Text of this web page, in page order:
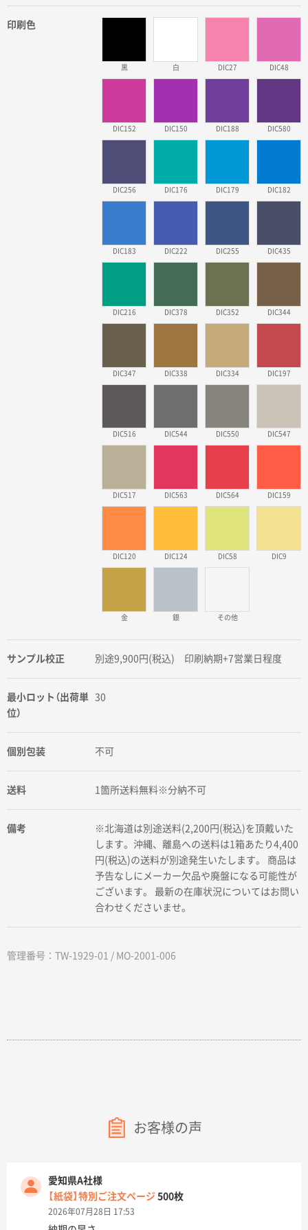
印刷色
黒 白 DIC27 DIC48
DIC152 DIC150 DIC188 DIC580
DIC256 DIC176 DIC179 DIC182
DIC183 DIC222 DIC255 DIC435
DIC216 DIC378 DIC352 DIC344
DIC347 DIC338 DIC334 DIC197
DIC516 DIC544 DIC550 DIC547
DIC517 DIC563 DIC564 DIC159
DIC120 DIC124 DIC58 DIC9
金 銀 その他
サンプル校正 別途9,900円(税込) 印刷納期+7営業日程度
最小ロット（出荷単
位）
30
個別包装 不可
送料 1箇所送料無料※分納不可
備考
※北海道は別途送料(2,200円(税込)を頂戴いた
します。沖縄、離島への送料は1箱あたり4,400
円(税込)の送料が別途発生いたします。 商品は
予告なしにメーカー欠品や廃盤になる可能性が
ございます。 最新の在庫状況についてはお問い
合わせくださいませ。
管理番号：TW-1929-01 / MO-2001-006
お客様の声
愛知県A社様
【紙袋】特別ご注文ページ 500枚
2026年07月28日 17:53